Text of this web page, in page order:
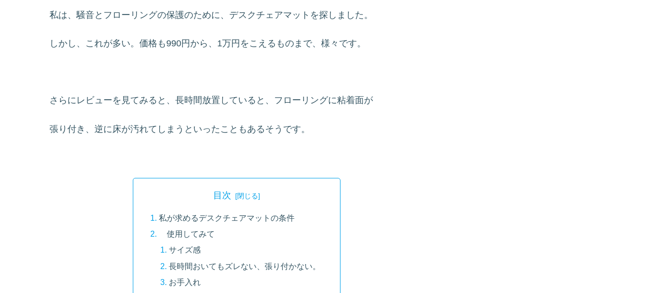
私は、騒音とフローリングの保護のために、デスクチェアマットを探しました。
しかし、これが多い。価格も990円から、1万円をこえるものまで、様々です。
さらにレビューを見てみると、長時間放置していると、フローリングに粘着面が
張り付き、逆に床が汚れてしまうといったこともあるそうです。
目次
私が求めるデスクチェアマットの条件
使用してみて
サイズ感
長時間おいてもズレない、張り付かない。
お手入れ